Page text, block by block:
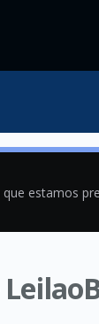
estamos